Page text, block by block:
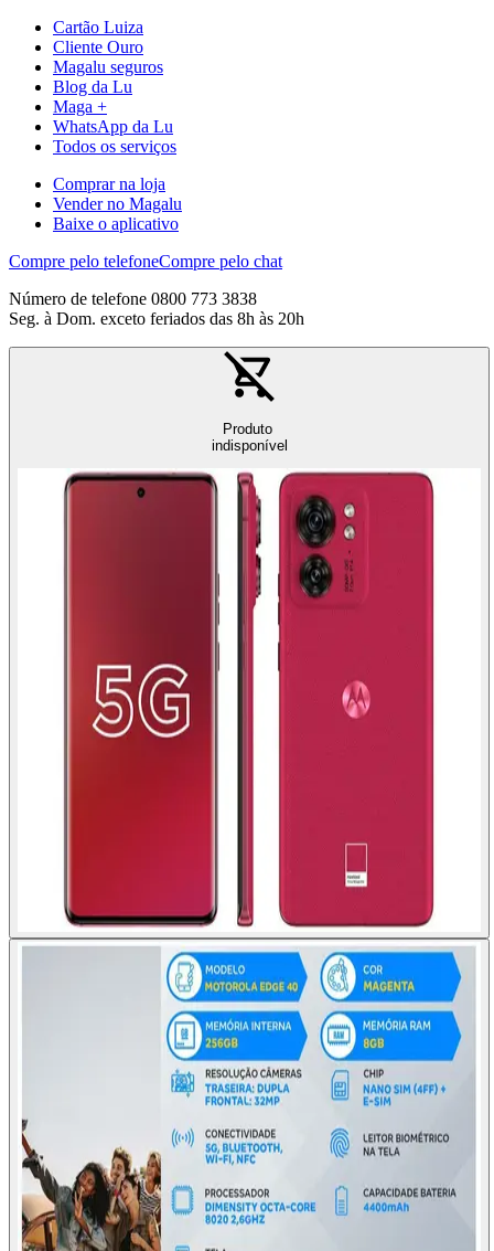
Cartão Luiza
Cliente Ouro
Magalu seguros
Blog da Lu
Maga +
WhatsApp da Lu
Todos os serviços
Comprar na loja
Vender no Magalu
Baixe o aplicativo
Compre pelo telefoneCompre pelo chat
Número de telefone 0800 773 3838
Seg. à Dom. exceto feriados das 8h às 20h
Produto
indisponível